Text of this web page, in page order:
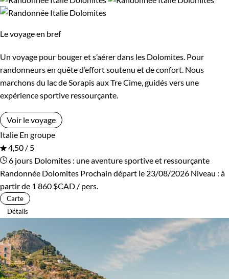
Pérou Suisse
Tadjikistan Zimbabwe
Budget
De 750 à 1 250 $CAD
De 1 250 à 2 000 $CAD
De 2 000 à 3 000 $CAD
Plus de 3 000 $CAD
Les 2/5 ans Les 6/9 ans
Les 10/13 ans
Confort
Bivouac, sous tente Refuge, gîte, dortoir
Le voyage en bref
Un voyage pour bouger et s’aérer dans les Dolomites. Pour
randonneurs en quête d’effort soutenu et de confort. Nous
marchons du lac de Sorapis aux Tre Cime, guidés vers une
expérience sportive ressourçante.
Voir le voyage
Italie En groupe
4,50 / 5
6 jours Dolomites : une aventure sportive et ressourçante
Randonnée Dolomites Prochain départ le 23/08/2026 Niveau : à
partir de 1 860 $CAD / pers.
Carte
Détails